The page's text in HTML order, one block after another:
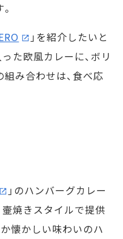
」を紹介したいと
た欧風カレーに、ボリ
み合わせは、食べ応
」のハンバーグカレー
焼きスタイルで提供
懐かしい味わいのハ